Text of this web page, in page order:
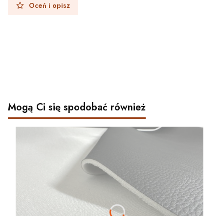
Oceń i opisz
Mogą Ci się spodobać również